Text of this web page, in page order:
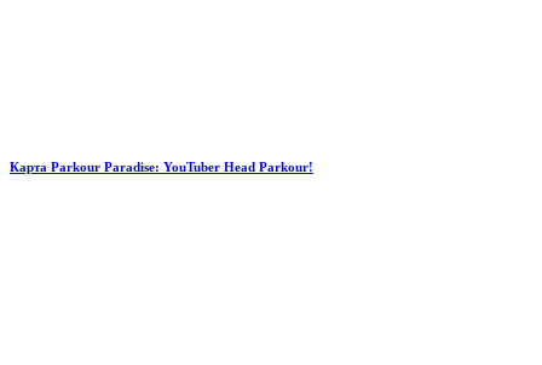
Карта Parkour Paradise: YouTuber Head Parkour!